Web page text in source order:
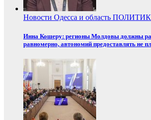
Новости Одесса и область
Инна Кошеру: регионы Молдовы должны
равномерно, автономий предоставлять не